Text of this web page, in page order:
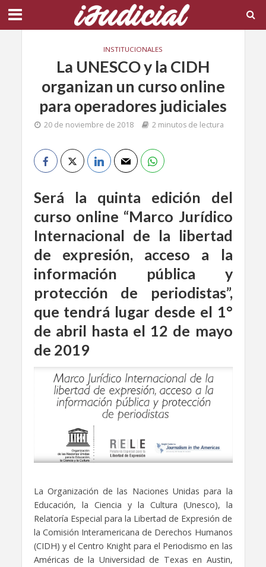
INSTITUCIONALES
La UNESCO y la CIDH
organizan un curso online
para operadores judiciales
20 de noviembre de 2018 2 minutos de lectura
Será la quinta edición del
curso online “Marco Jurídico
Internacional de la libertad
de expresión, acceso a la
información pública y
protección de periodistas”,
que tendrá lugar desde el 1°
de abril hasta el 12 de mayo
de 2019
La Organización de las Naciones Unidas para la
Educación, la Ciencia y la Cultura (Unesco), la
Relatoría Especial para la Libertad de Expresión de
la Comisión Interamericana de Derechos Humanos
(CIDH) y el Centro Knight para el Periodismo en las
Américas de la Universidad de Texas en Austin,